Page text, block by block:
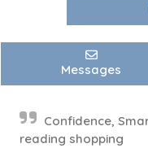
Messages
Confidence,
reading shopping